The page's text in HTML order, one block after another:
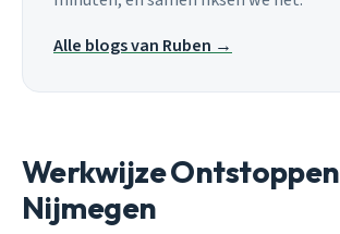
Alle blogs van Ruben →
Werkwijze Ontstoppen
Nijmegen